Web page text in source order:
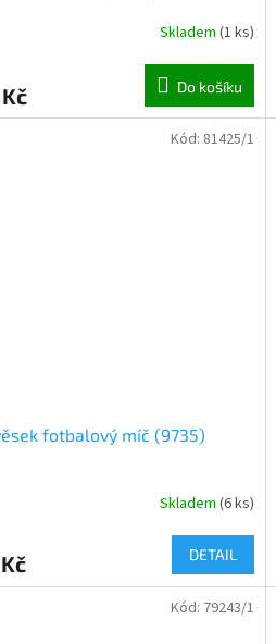
Skladem (1 ks)
Do košíku
fotbalový míč (9735)
Skladem (6 ks)
DETAIL
Kód: 81425/1
Kód: 79243/1